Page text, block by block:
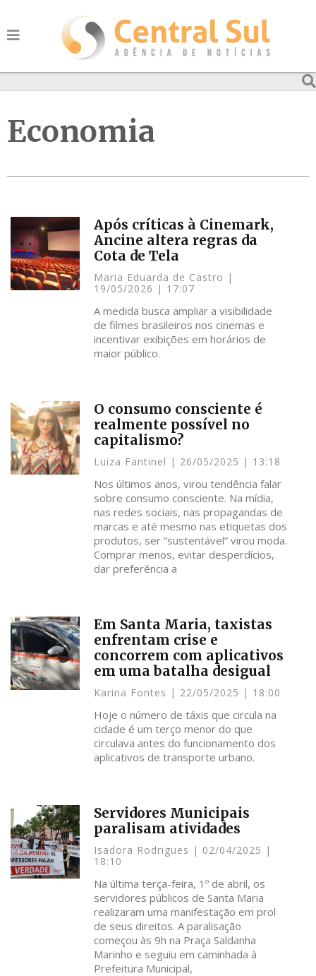
Economia
Após críticas à Cinemark,
Ancine altera regras da
Cota de Tela
Maria Eduarda de Castro
19/05/2026
17:07
A medida busca ampliar a visibilidade
de filmes brasileiros nos cinemas e
incentivar exibições em horários de
maior público.
O consumo consciente é
realmente possível no
capitalismo?
Luiza Fantinel 26/05/2025 13:18
Nos últimos anos, virou tendência falar
sobre consumo consciente. Na mídia,
nas redes sociais, nas propagandas de
marcas e até mesmo nas etiquetas dos
produtos, ser “sustentável” virou moda.
Comprar menos, evitar desperdícios,
dar preferência a
Em Santa Maria, taxistas
enfrentam crise e
concorrem com aplicativos
em uma batalha desigual
Karina Fontes 22/05/2025 18:00
Hoje o número de táxis que circula na
cidade é um terço menor do que
circulava antes do funcionamento dos
aplicativos de transporte urbano.
Servidores Municipais
paralisam atividades
Isadora Rodrigues
02/04/2025
18:10
Na última terça-feira, 1º de abril, os
servidores públicos de Santa Maria
realizaram uma manifestação em prol
de seus direitos. A paralisação
começou às 9h na Praça Saldanha
Marinho e seguiu em caminhada à
Prefeitura Municipal,